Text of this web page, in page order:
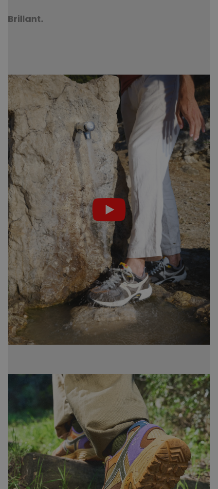
Brillant.